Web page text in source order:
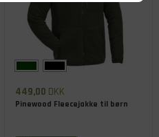
449,00 DKK
Pinewood Fleecejakke til børn